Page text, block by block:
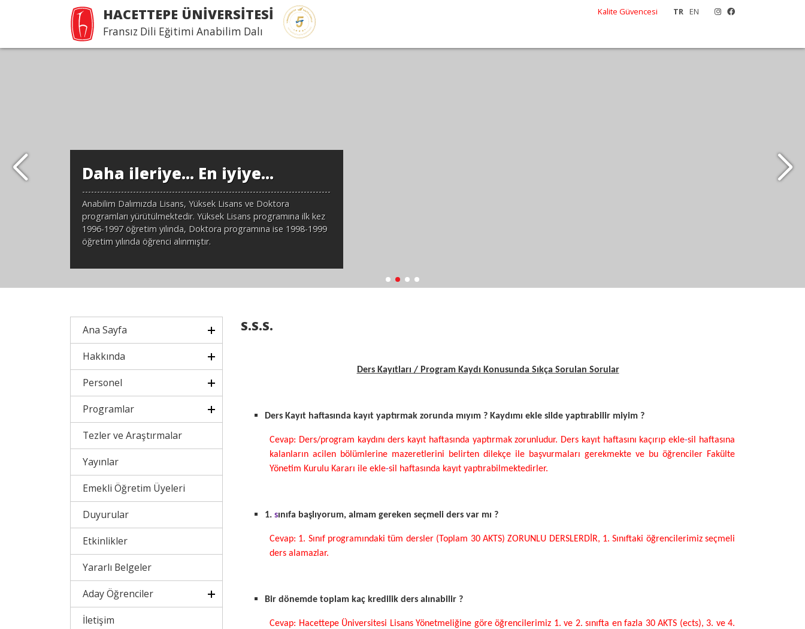
HACETTEPE ÜNİVERSİTESİ
Fransız Dili Eğitimi Anabilim Dalı
TR EN
Kalite Güvencesi
Daha ileriye... En iyiye...
-----------------------------------------------------------------------------------
Anabilim Dalımızda Lisans, Yüksek Lisans ve Doktora
programları yürütülmektedir. Yüksek Lisans programına ilk kez
1996-1997 öğretim yılında, Doktora programına ise 1998-1999
öğretim yılında öğrenci alınmıştır.
Ana Sayfa
Hakkında
Personel
Programlar
Tezler ve Araştırmalar
Yayınlar
Emekli Öğretim Üyeleri
Duyurular
Etkinlikler
Yararlı Belgeler
Aday Öğrenciler
İletişim
S.S.S.
Ders Kayıtları / Program Kaydı Konusunda Sıkça Sorulan Sorular
Ders Kayıt haftasında kayıt yaptırmak zorunda mıyım ? Kaydımı ekle silde yaptırabilir miyim ?
Cevap: Ders/program kaydını ders kayıt haftasında yaptırmak zorunludur. Ders kayıt haftasını kaçırıp ekle-sil haftasına
kalanların acilen bölümlerine mazeretlerini belirten dilekçe ile başvurmaları gerekmekte ve bu öğrenciler Fakülte
Yönetim Kurulu Kararı ile ekle-sil haftasında kayıt yaptırabilmektedirler.
1. sınıfa başlıyorum, almam gereken seçmeli ders var mı ?
Cevap: 1. Sınıf programındaki tüm dersler (Toplam 30 AKTS) ZORUNLU DERSLERDİR, 1. Sınıftaki öğrencilerimiz seçmeli
ders alamazlar.
Bir dönemde toplam kaç kredilik ders alınabilir ?
Cevap: Hacettepe Üniversitesi Lisans Yönetmeliğine göre öğrencilerimiz 1. ve 2. sınıfta en fazla 30 AKTS (ects), 3. ve 4.